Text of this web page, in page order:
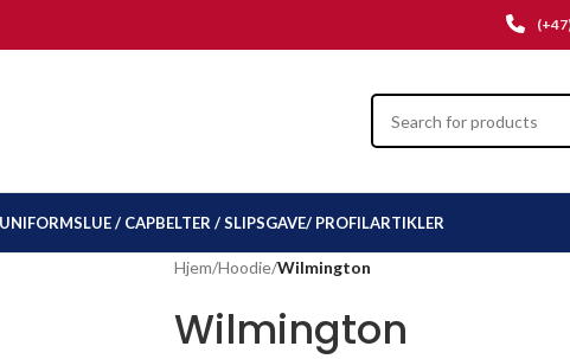
UNIFORMSLUE / CAPBELTER / SLIPSGAVE/ PROFILARTIKLER
Hjem/Hoodie/Wilmington
Wilmington